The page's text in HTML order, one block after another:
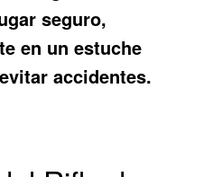
seguro,
en un estuche
accidentes.